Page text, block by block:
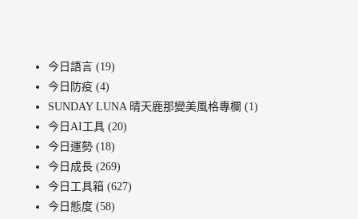
今日語言 (19)
今日防疫 (4)
SUNDAY LUNA 晴天鹿那變美風格專欄 (1)
今日AI工具 (20)
今日運勢 (18)
今日成長 (269)
今日工具箱 (627)
今日態度 (58)